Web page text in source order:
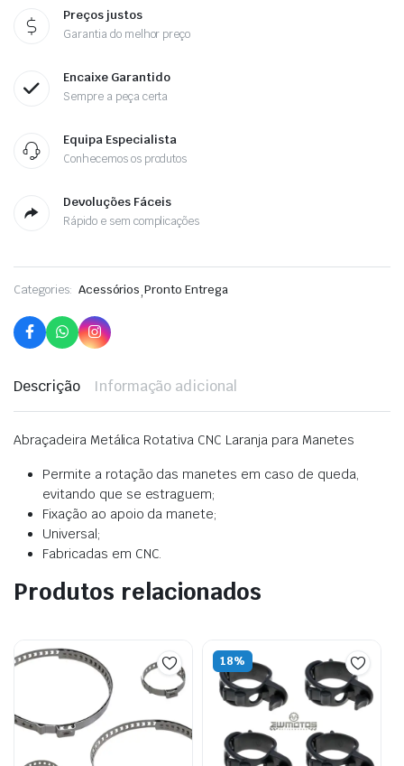
Preços justos
Garantia do melhor preço
Encaixe Garantido
Sempre a peça certa
Equipa Especialista
Conhecemos os produtos
Devoluções Fáceis
Rápido e sem complicações
Categories: Acessórios,Pronto Entrega
Descrição Informação adicional
Abraçadeira Metálica Rotativa CNC Laranja para Manetes
Permite a rotação das manetes em caso de queda,
evitando que se estraguem;
Fixação ao apoio da manete;
Universal;
Fabricadas em CNC.
Produtos relacionados
18%